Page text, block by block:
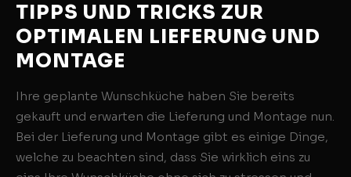
TIPPS UND TRICKS ZUR
OPTIMALEN LIEFERUNG UND
MONTAGE
Ihre geplante Wunschküche haben Sie bereits
gekauft und erwarten die Lieferung und Montage nun.
Bei der Lieferung und Montage gibt es einige Dinge,
welche zu beachten sind, dass Sie wirklich eins zu